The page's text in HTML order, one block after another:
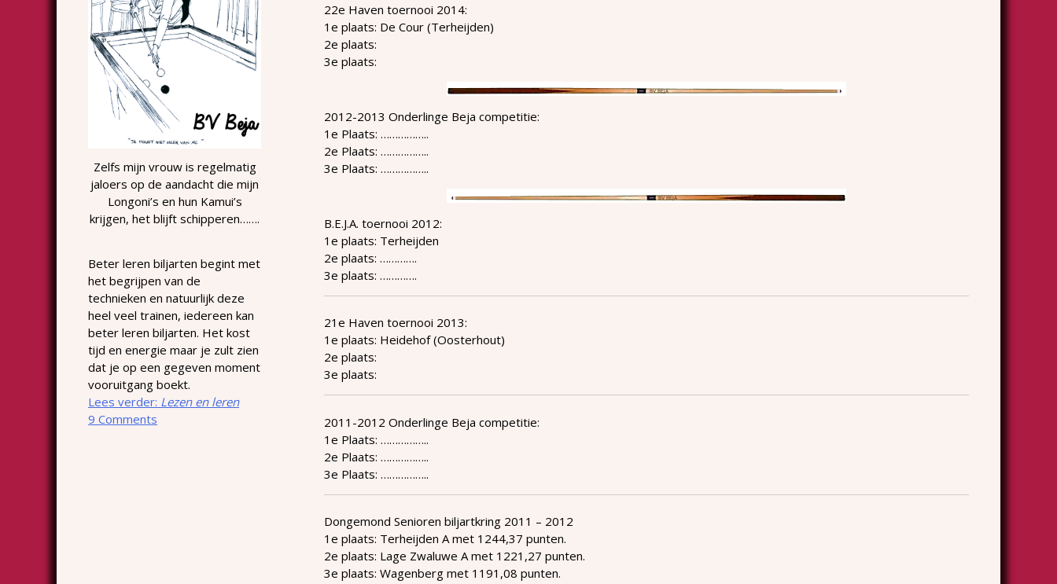
22e Haven toernooi 2014:
1e plaats: De Cour (Terheijden)
2e plaats:
3e plaats:
2012-2013 Onderlinge Beja competitie:
1e Plaats: ……………..
2e Plaats: ……………..
3e Plaats: ……………..
B.E.J.A. toernooi 2012:
1e plaats: Terheijden
2e plaats: ………….
3e plaats: ………….
21e Haven toernooi 2013:
1e plaats: Heidehof (Oosterhout)
2e plaats:
3e plaats:
2011-2012 Onderlinge Beja competitie:
1e Plaats: ……………..
2e Plaats: ……………..
3e Plaats: ……………..
Dongemond Senioren biljartkring 2011 – 2012
1e plaats: Terheijden A met 1244,37 punten.
2e plaats: Lage Zwaluwe A met 1221,27 punten.
3e plaats: Wagenberg met 1191,08 punten.
Zelfs mijn vrouw is regelmatig
jaloers op de aandacht die mijn
Longoni’s en hun Kamui’s
krijgen, het blijft schipperen…….
Beter leren biljarten begint met
het begrijpen van de
technieken en natuurlijk deze
heel veel trainen, iedereen kan
beter leren biljarten. Het kost
tijd en energie maar je zult zien
dat je op een gegeven moment
vooruitgang boekt.
Lees verder: Lezen en leren
9 Comments